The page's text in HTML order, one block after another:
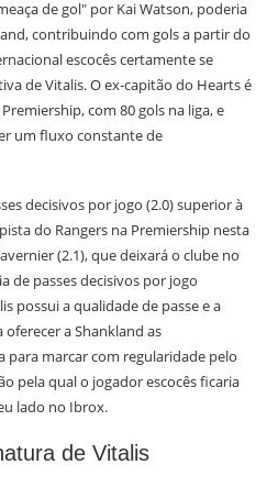
de gol" por Kai Watson, poderia
contribuindo com gols a partir do
escocês certamente se
de Vitalis. O ex-capitão do Hearts é
com 80 gols na liga, e
um fluxo constante de
decisivos por jogo (2.0) superior à
do Rangers na Premiership nesta
(2.1), que deixará o clube no
de passes decisivos por jogo
possui a qualidade de passe e a
oferecer a Shankland as
para marcar com regularidade pelo
pela qual o jogador escocês ficaria
lado no Ibrox.
de Vitalis